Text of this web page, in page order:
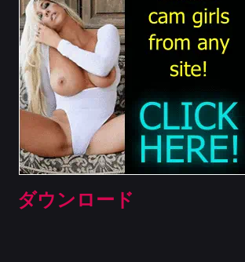
ダウンロード